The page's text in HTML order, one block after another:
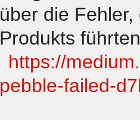
über die
Produkts
https://
pebble-failed-